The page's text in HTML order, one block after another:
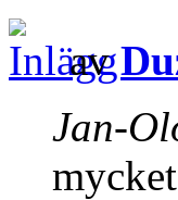
av
Jan-